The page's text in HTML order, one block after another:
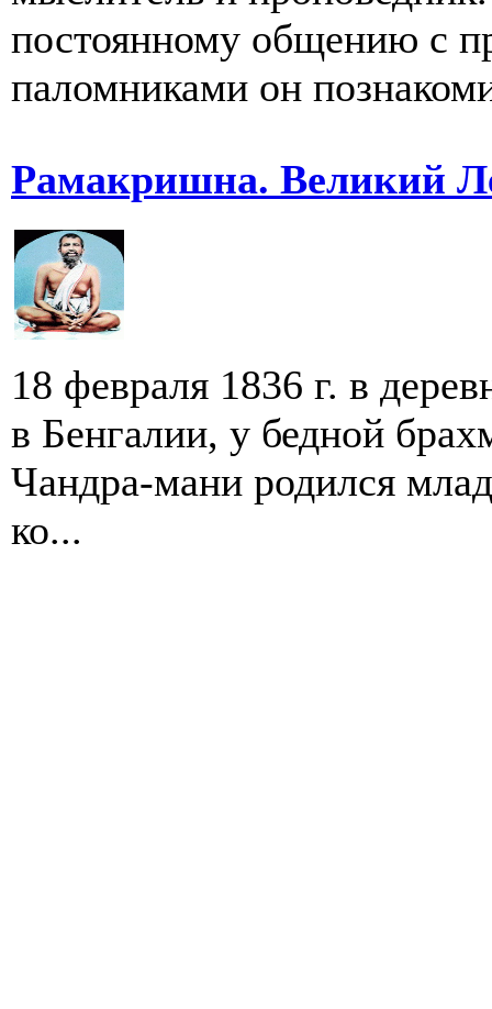
постоянному общению с
паломниками он
Рамакришна. Великий
18 февраля 1836 г. в
в Бенгалии, у бедной
Чандра-мани родился
ко...